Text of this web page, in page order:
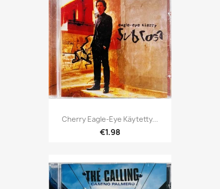
Cherry Eagle-Eye Käytetty...
€1.98